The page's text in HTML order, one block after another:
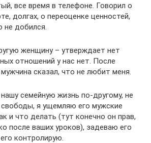
все время в телефоне. Говорил о
долгах, о переоценке ценностей,
не добился.
женщину – утверждает нет
отношений у нас нет. После
сказал, что не любит меня.
семейную жизнь по-другому, не
свободы, я ущемляю его мужские
и что делать (тут конечно он прав,
после ваших уроков), задеваю его
контролирую.